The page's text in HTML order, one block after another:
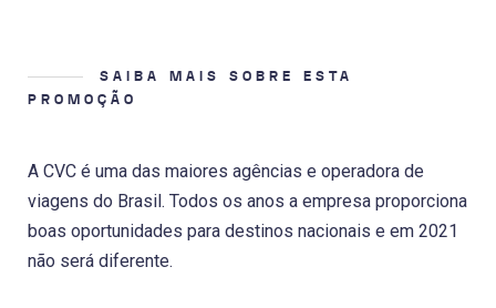
SAIBA MAIS SOBRE ESTA
PROMOÇÃO
A CVC é uma das maiores agências e operadora de
viagens do Brasil. Todos os anos a empresa proporciona
boas oportunidades para destinos nacionais e em 2021
não será diferente.